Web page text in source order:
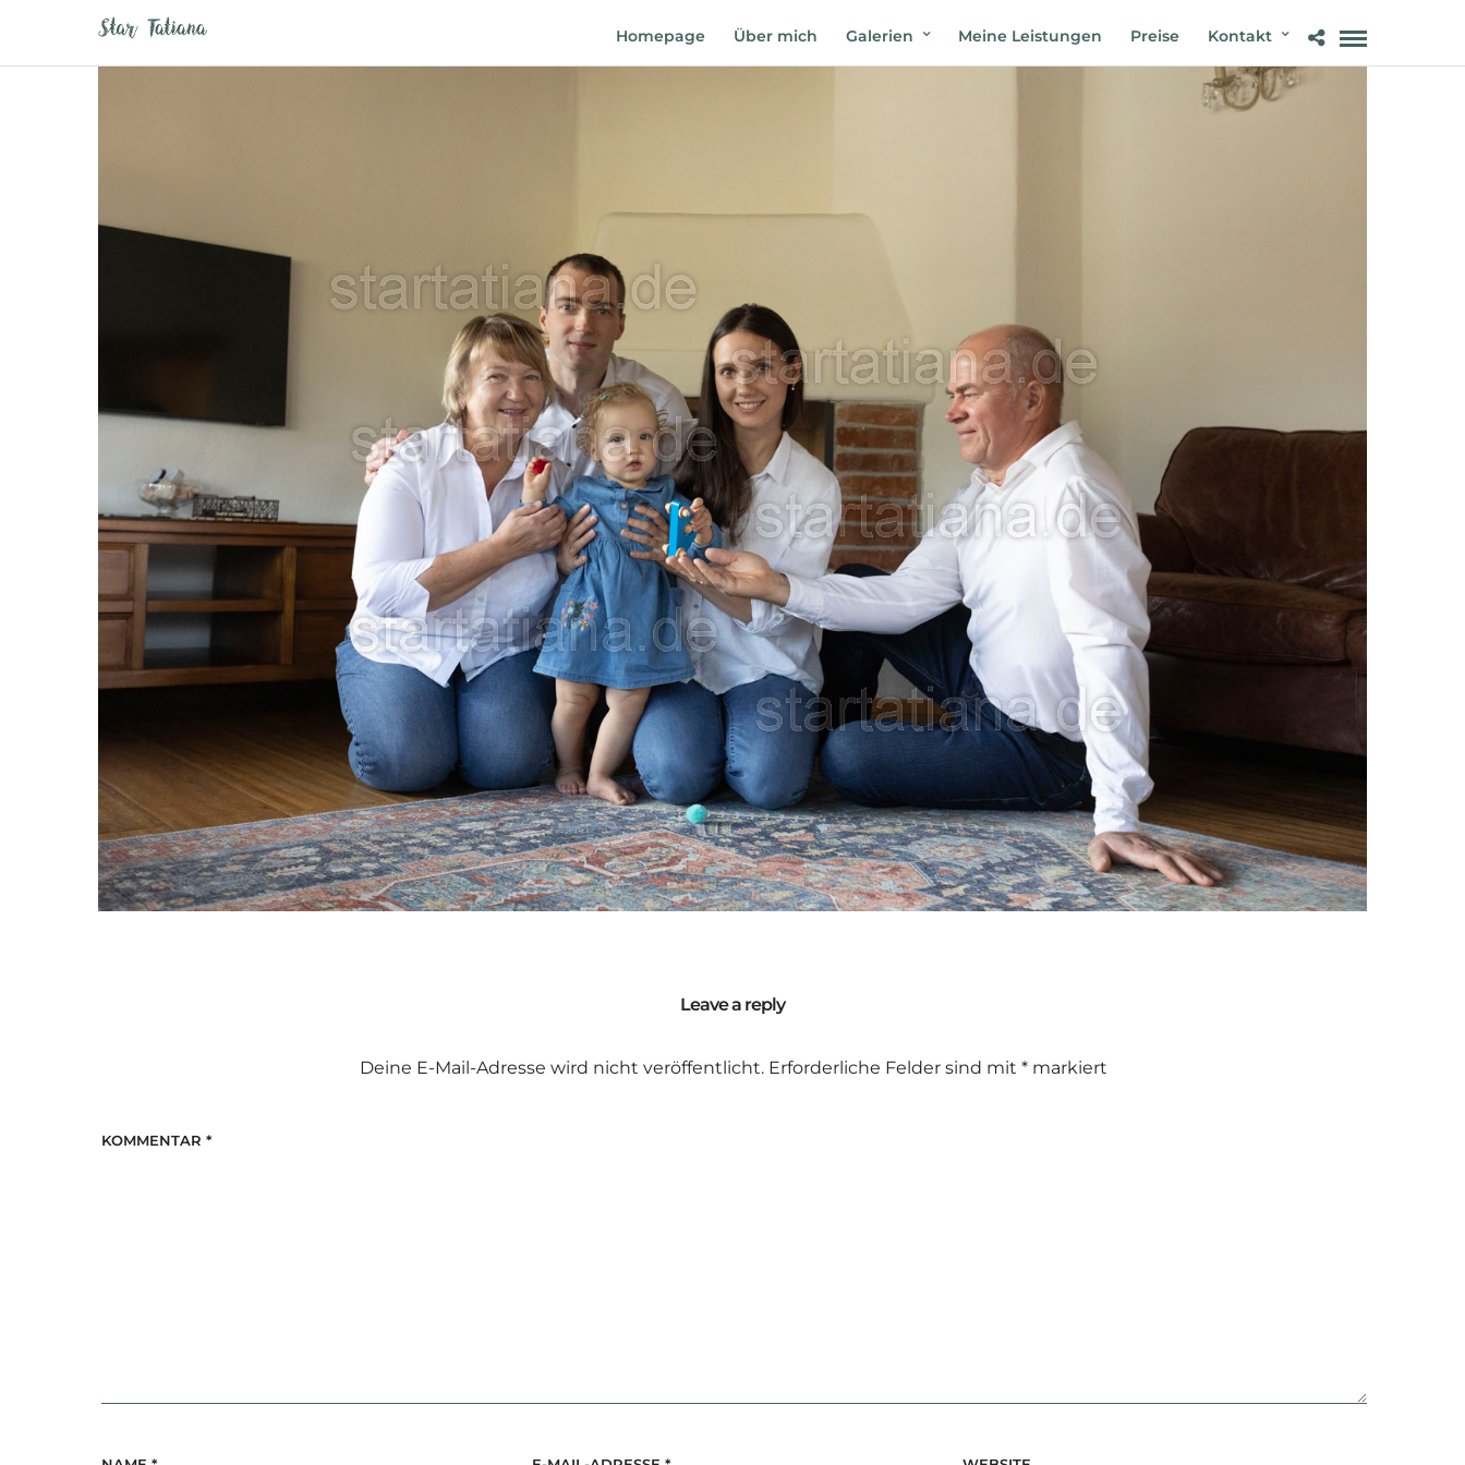
Homepage Über mich Galerien Meine Leistungen Preise Kontakt
Leave a reply
Deine E-Mail-Adresse wird nicht veröffentlicht. Erforderliche Felder sind mit* markiert
KOMMENTAR *